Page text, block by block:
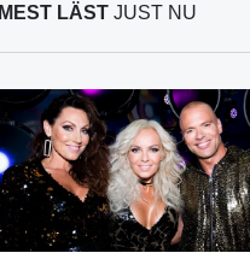
MEST LÄST JUST NU